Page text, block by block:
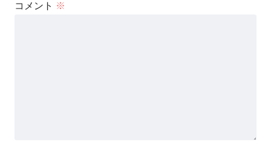
コメント ※